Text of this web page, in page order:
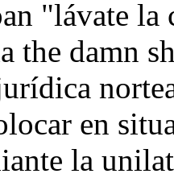
"lávate la
the damn
en
la